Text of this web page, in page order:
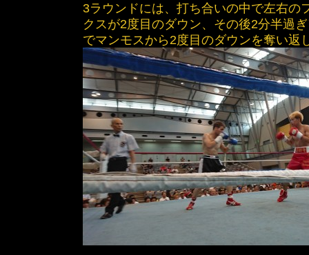
3ラウンドには、打ち合いの中で左右の
クスが2度目のダウン、その後2分半過
でマンモスから2度目のダウンを奪い返